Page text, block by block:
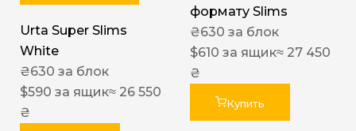
Urta Super Slims
White
₴630 за блок
$590 за ящик≈ 26 550
₴
формату Slims
₴630 за блок
$610 за ящик≈ 27 450
₴
Купить